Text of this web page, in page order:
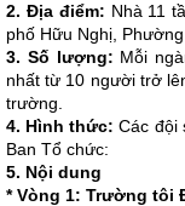
2. Địa điểm: Nhà 11
phố Hữu Nghị,
3. Số lượng: Mỗi
nhất từ 10 người trở
trường.
4. Hình thức: Các đội
Ban Tổ chức:
5. Nội dung
* Vòng 1: Trường tôi